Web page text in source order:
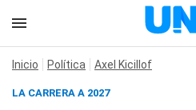
Inicio Política Axel Kicillof
LA CARRERA A 2027